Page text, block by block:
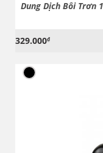
Dung Dịch Bôi Trơn
329.000₫